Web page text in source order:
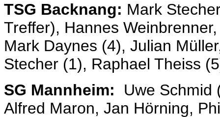
TSG Backnang: Mark
Treffer), Hannes
Mark Daynes (4), Julian
Stecher (1), Raphael Theiss
SG Mannheim: Uwe Schmid
Alfred Maron, Jan Hörning,